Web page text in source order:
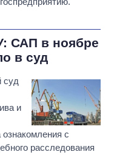
САП в ноябре
в суд
суд
и
ознакомления с
расследования